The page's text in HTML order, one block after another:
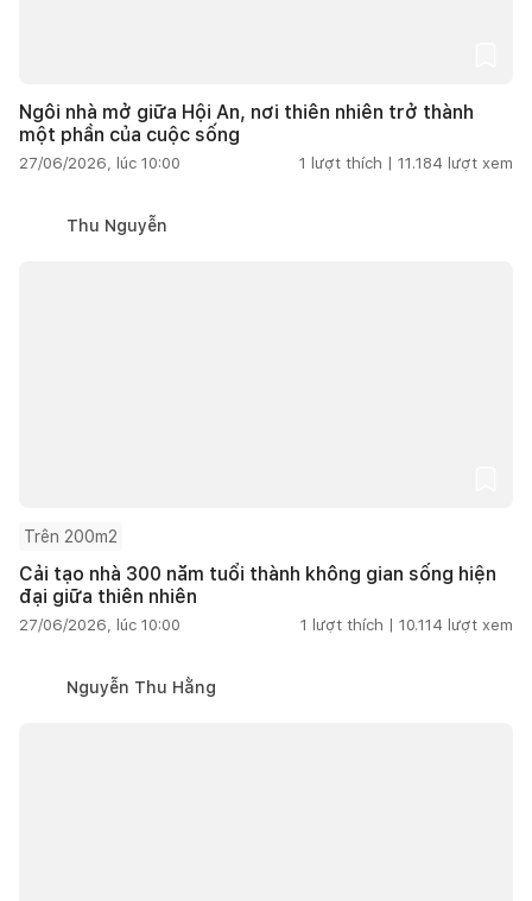
Ngôi nhà mở giữa Hội An, nơi thiên nhiên trở thành
một phần của cuộc sống
27/06/2026, lúc 10:00 1 lượt thích | 11.184 lượt xem
Thu Nguyễn
Trên 200m2
Cải tạo nhà 300 năm tuổi thành không gian sống hiện
đại giữa thiên nhiên
27/06/2026, lúc 10:00 1 lượt thích | 10.114 lượt xem
Nguyễn Thu Hằng